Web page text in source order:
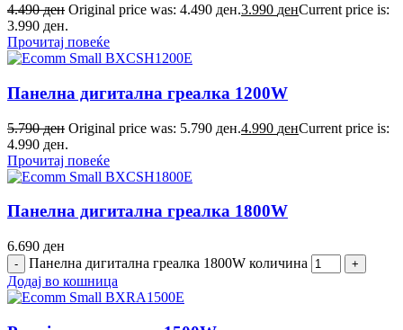
4.490ден Original price was: 4.490 ден.3.990 денCurrent price is:
3.990 ден.
Прочитај повеќе
Панелна дигитална греалка 1200W
5.790ден Original price was: 5.790 ден.4.990 денCurrent price is:
4.990 ден.
Прочитај повеќе
Панелна дигитална греалка 1800W
6.690 ден
Панелна дигитална греалка 1800W количина
Додај во кошница